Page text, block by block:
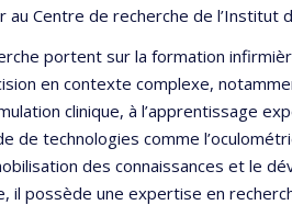
au Centre de recherche de l’Institut
portent sur la formation
en contexte complexe,
clinique, à l’apprentissage
de technologies comme
des connaissances et le
il possède une expertise en